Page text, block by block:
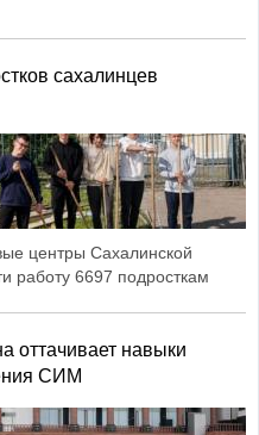
сахалинцев
центры Сахалинской
работу 6697 подросткам
оттачивает навыки
СИМ